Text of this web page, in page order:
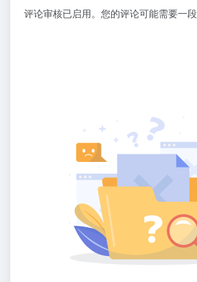
评论审核已启用。您的评论可能需要一段